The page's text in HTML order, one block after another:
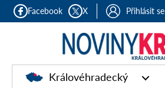
Facebook X Přihlásit se
Královéhradecký